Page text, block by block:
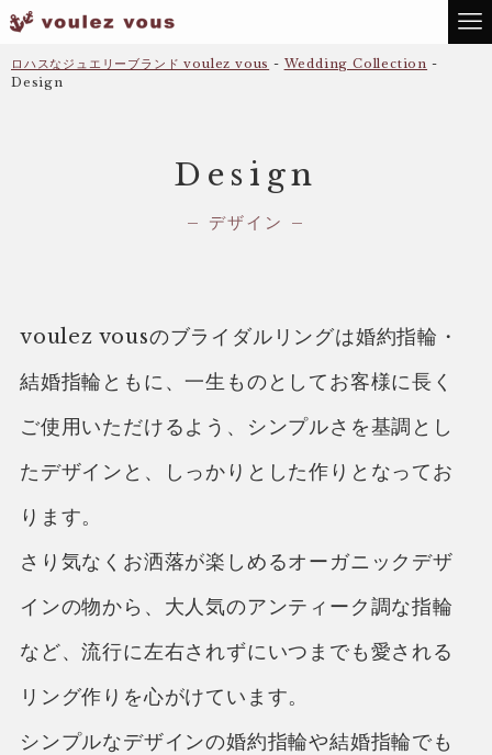
ロハスなジュエリーブランド voulez vous - Wedding Collection -
Design
Design
– デザイン –
voulez vousのブライダルリングは婚約指輪・
結婚指輪ともに、一生ものとしてお客様に長く
ご使用いただけるよう、シンプルさを基調とし
たデザインと、しっかりとした作りとなってお
ります。
さり気なくお洒落が楽しめるオーガニックデザ
インの物から、大人気のアンティーク調な指輪
など、流行に左右されずにいつまでも愛される
リング作りを心がけています。
シンプルなデザインの婚約指輪や結婚指輪でも